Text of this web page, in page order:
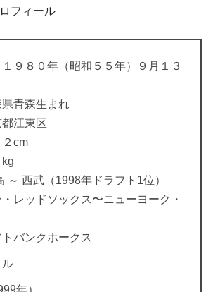
フィール
９８０年（昭和５５年）９月１３
青森生まれ
江東区
cm
～ 西武（1998年ドラフト1位）
レッドソックス〜ニューヨーク・
バンクホークス
ル
年）